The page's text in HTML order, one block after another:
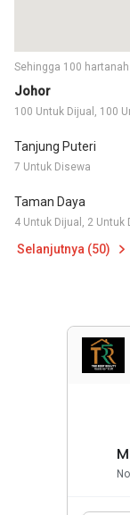
Johor
100 Untuk Dijual, 100
Tanjung Puteri
7 Untuk Disewa
Taman Daya
4 Untuk Dijual, 2 Untuk
Selanjutnya (50)
Sehingga 100